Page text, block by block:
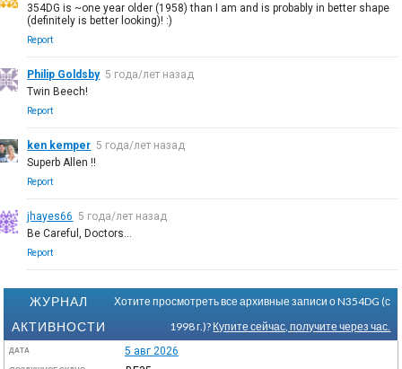
354DG is ~one year older (1958) than I am and is probably in better shape
(definitely is better looking)! :)
Report
Philip Goldsby 5 года/лет назад
Twin Beech!
Report
ken kemper 5 года/лет назад
Superb Allen !!
Report
jhayes66 5 года/лет назад
Be Careful, Doctors...
Report
ЖУРНАЛ
АКТИВНОСТИ
Хотите просмотреть все архивные записи о N354DG (с
1998 г.)? Купите сейчас, получите через час.
ДАТА 5 авг 2026